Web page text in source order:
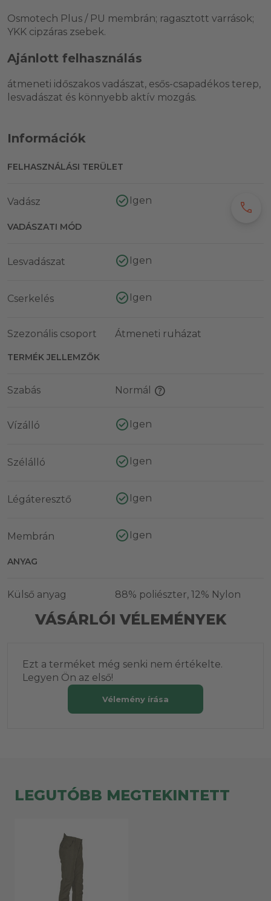
Osmotech Plus / PU membrán; ragasztott varrások;
YKK cipzáras zsebek.
Ajánlott felhasználás
átmeneti időszakos vadászat, esős-csapadékos terep,
lesvadászat és könnyebb aktív mozgás.
Információk
FELHASZNÁLÁSI TERÜLET
Vadász Igen
VADÁSZATI MÓD
Lesvadászat Igen
Cserkelés Igen
Szezonális csoport Átmeneti ruházat
TERMÉK JELLEMZŐK
Szabás Normál
Vízálló Igen
Szélálló Igen
Légáteresztő Igen
Membrán Igen
ANYAG
Külső anyag 88% poliészter, 12% Nylon
VÁSÁRLÓI VÉLEMÉNYEK
Ezt a terméket még senki nem értékelte.
Legyen Ön az első!
Vélemény írása
LEGUTÓBB MEGTEKINTETT
call